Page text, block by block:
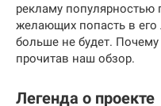
рекламу популярностью
желающих попасть в
больше не будет.
прочитав наш обзор.
Легенда о проекте